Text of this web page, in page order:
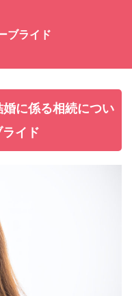
ブライド
婚に係る相続につい
イド